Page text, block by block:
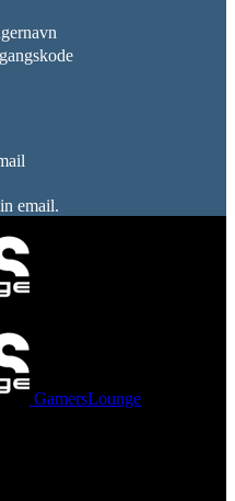
email.
GamersLounge